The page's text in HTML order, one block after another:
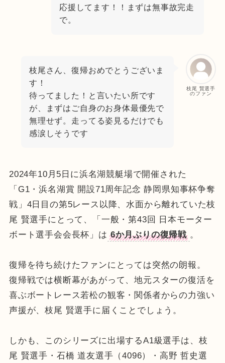
応援してます！！まずは無事故完走
で。
枝尾 賢選手
のファン
枝尾さん、復帰おめでとうございま
す！
待ってました！と言いたい所です
が、まずはご自身のお身体最優先で
無理せず。走ってる姿見るだけでも
感涙しそうです
2024年10月5日に浜名湖競艇場で開催された
「G1・浜名湖賞 開設71周年記念 静岡県知事杯争奪
戦」4日目の第5レース以降、水面から離れていた枝
尾 賢選手にとって、「一般・第43回 日本モーター
ボート選手会会長杯」は 6か月ぶりの復帰戦 。
復帰を待ち続けたファンにとっては突然の朗報。
復帰戦では横断幕があがって、地元スターの復活を
喜ぶボートレース若松の観客・関係者からの力強い
声援が、枝尾 賢選手に届くことでしょう。
しかも、このシリーズに出場するA1級選手は、枝
尾 賢選手・石橋 道友選手（4096）・高野 哲史選